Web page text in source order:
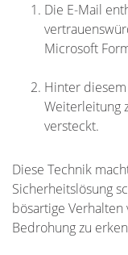
Die E-Mail
Microsoft
Hinter
Weiterleitung
versteckt.
Diese Technik
Sicherheitslösung
bösartige
Bedrohung zu